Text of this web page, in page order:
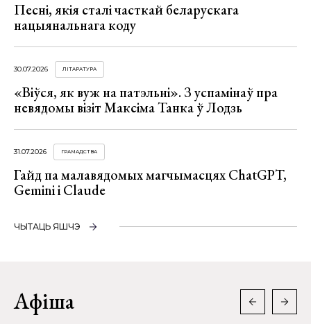
Песні, якія сталі часткай беларускага
нацыянальнага коду
30.07.2026 ЛІТАРАТУРА
«Віўся, як вуж на патэльні». З успамінаў пра
невядомы візіт Максіма Танка ў Лодзь
31.07.2026 ГРАМАДСТВА
Гайд па малавядомых магчымасцях ChatGPT,
Gemini і Claude
ЧЫТАЦЬ ЯШЧЭ
Афіша